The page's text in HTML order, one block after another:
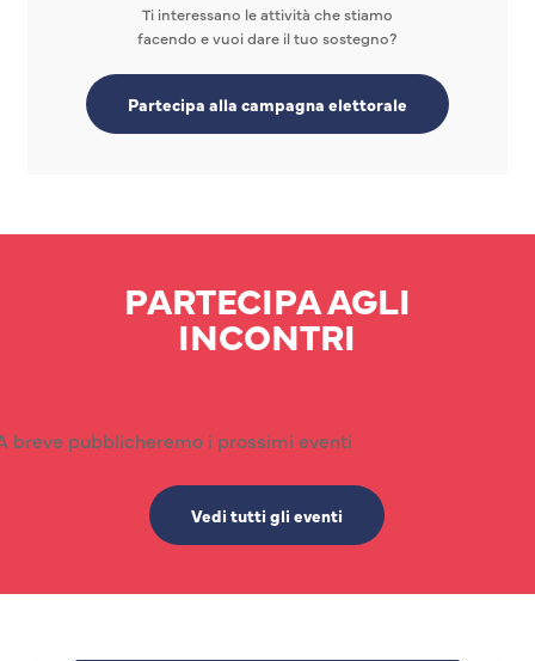
Ti interessano le attività che stiamo
facendo e vuoi dare il tuo sostegno?
Partecipa alla campagna elettorale
PARTECIPA AGLI
INCONTRI
breve pubblicheremo i prossimi eventi
Vedi tutti gli eventi